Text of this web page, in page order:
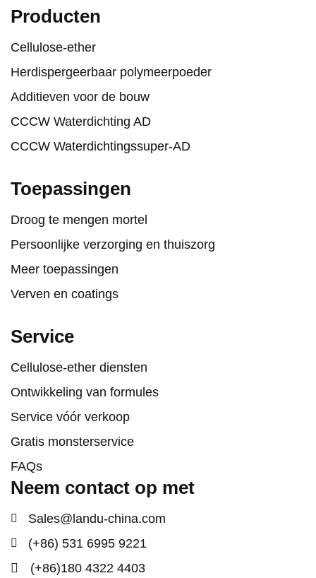
Producten
Cellulose-ether
Herdispergeerbaar polymeerpoeder
Additieven voor de bouw
CCCW Waterdichting AD
CCCW Waterdichtingssuper-AD
Toepassingen
Droog te mengen mortel
Persoonlijke verzorging en thuiszorg
Meer toepassingen
Verven en coatings
Service
Cellulose-ether diensten
Ontwikkeling van formules
Service vóór verkoop
Gratis monsterservice
FAQs
Neem contact op met
Sales@landu-china.com
(+86) 531 6995 9221
(+86)180 4322 4403